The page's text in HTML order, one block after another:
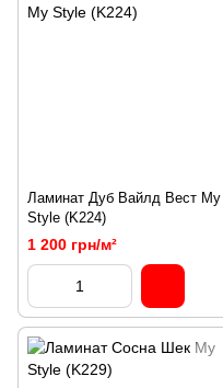
Ламинат Дуб Вайлд Вест My
Style (K224)
1 200 грн/м²